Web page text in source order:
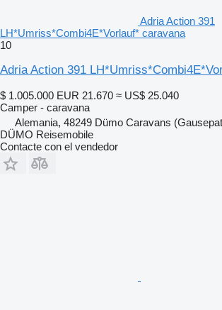
Adria Action 391
LH*Umriss*Combi4E*Vorlauf* caravana
10
Adria Action 391
$ 1.005.000 EUR 21.670 ≈ US$ 25.040
Camper - caravana
Alemania, 48249 Dümo Caravans
DÜMO Reisemobile
Contacte con el vendedor